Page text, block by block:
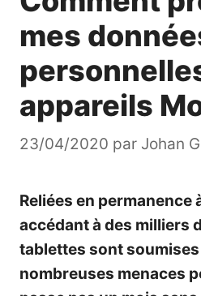
mes
appareils
23/04/2020 par Johan
Reliées en permanence
accédant à des milliers
tablettes sont
nombreuses menaces